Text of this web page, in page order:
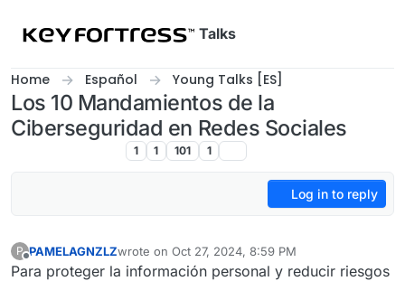
Talks
Home Español Young Talks [ES]
Los 10 Mandamientos de la
Ciberseguridad en Redes Sociales
1 1 101 1
Log in to reply
P PAMELAGNZLZwrote on Oct 27, 2024, 8:59 PM
last edited by
Para proteger la información personal y reducir riesgos